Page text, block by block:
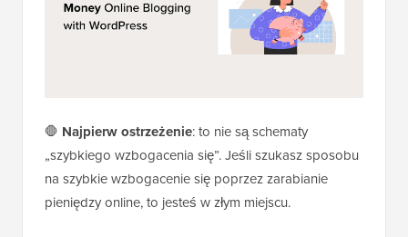
🛑 Najpierw ostrzeżenie: to nie są schematy
„szybkiego wzbogacenia się”. Jeśli szukasz sposobu
na szybkie wzbogacenie się poprzez zarabianie
pieniędzy online, to jesteś w złym miejscu.